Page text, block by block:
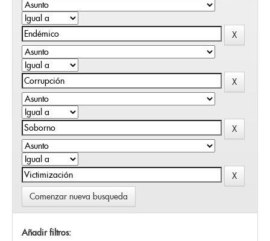
Comenzar nueva busqueda
Añadir filtros: